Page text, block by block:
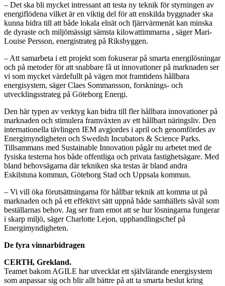
– Det ska bli mycket intressant att testa ny teknik för styrningen av
energiflödena vilket är en viktig del för att enskilda byggnader ska
kunna bidra till att både lokala elnät och fjärrvärmenät kan minska
de dyraste och miljömässigt sämsta kilowattimmarna , säger Mari-
Louise Persson, energistrateg på Riksbyggen.
– Att samarbeta i ett projekt som fokuserar på smarta energilösningar
och på metoder för att snabbare få ut innovationer på marknaden ser
vi som mycket värdefullt på vägen mot framtidens hållbara
energisystem, säger Claes Sommansson, forsknings- och
utvecklingsstrateg på Göteborg Energi.
Den här typen av verktyg kan bidra till fler hållbara innovationer på
marknaden och stimulera framväxten av ett hållbart näringsliv. Den
internationella tävlingen IEM avgjordes i april och genomfördes av
Energimyndigheten och Swedish Incubators & Science Parks.
Tillsammans med Sustainable Innovation pågår nu arbetet med de
fysiska testerna hos både offentliga och privata fastighetsägare. Med
bland behovsägarna där tekniken ska testas är bland andra
Eskilstuna kommun, Göteborg Stad och Uppsala kommun.
– Vi vill öka förutsättningarna för hållbar teknik att komma ut på
marknaden och på ett effektivt sätt uppnå både samhällets såväl som
beställarnas behov. Jag ser fram emot att se hur lösningarna fungerar
i skarp miljö, säger Charlotte Lejon, upphandlingschef på
Energimyndigheten.
De fyra vinnarbidragen
CERTH, Grekland.
Teamet bakom AGILE har utvecklat ett självlärande energisystem
som anpassar sig och blir allt bättre på att ta smarta beslut kring